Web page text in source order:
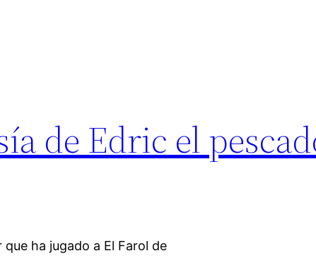
de Edric el
ha jugado a El Farol de